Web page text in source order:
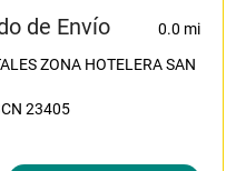
de Envío
0.0 mi
ZONA HOTELERA SAN
23405